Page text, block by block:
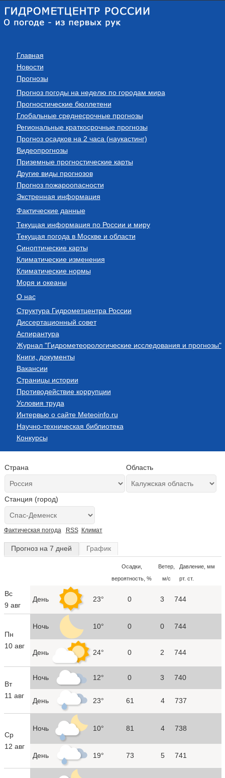
Главная
Новости
Прогнозы
Прогноз погоды на неделю по городам мира
Прогностические бюллетени
Глобальные среднесрочные прогнозы
Региональные краткосрочные прогнозы
Прогноз осадков на 2 часа (наукастинг)
Видеопрогнозы
Приземные прогностические карты
Другие виды прогнозов
Прогноз пожароопасности
Экстренная информация
Фактические данные
Текущая информация по России и миру
Текущая погода в Москве и области
Синоптические карты
Климатические изменения
Климатические нормы
Моря и океаны
О нас
Структура Гидрометцентра России
Диссертационный совет
Аспирантура
Журнал "Гидрометеорологические исследования и прогнозы"
Книги, документы
Вакансии
Страницы истории
Противодействие коррупции
Условия труда
Интервью о сайте Meteoinfo.ru
Научно-техническая библиотека
Конкурсы
Страна Область
Станция (город)
Фактическая погода RSS Климат
Прогноз на 7 дней График
Осадки,
вероятность, %
Ветер,
м/с
Давление, мм
рт. ст.
Вс
9 авг
День 23° 0 3 744
Пн
10 авг
Ночь 10° 0 0 744
День 24° 0 2 744
Вт
11 авг
Ночь 12° 0 3 740
День 23° 61 4 737
Ср
12 авг
Ночь 10° 81 4 738
День 19° 73 5 741